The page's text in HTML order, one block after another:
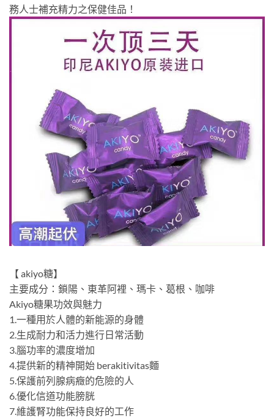
務人士補充精力之保健佳品！
【 akiyo糖】
主要成分：鎖陽、東革阿裡、瑪卡、葛根、咖啡
Akiyo糖果功效與魅力
1.一種用於人體的新能源的身體
2.生成耐力和活力進行日常活動
3.腦功率的濃度增加
4.提供新的精神開始 berakitivitas麵
5.保護前列腺病癥的危險的人
6.優化信道功能膀胱
7.維護腎功能保持良好的工作